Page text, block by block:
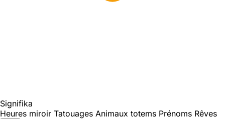
Signifika
Heures miroir Tatouages Animaux totems Prénoms Rêves